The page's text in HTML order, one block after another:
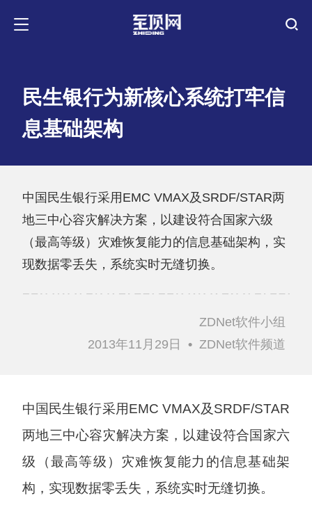
民生银行为新核心系统打牢信
息基础架构
中国民生银行采用EMC VMAX及SRDF/STAR两
地三中心容灾解决方案，以建设符合国家六级
（最高等级）灾难恢复能力的信息基础架构，实
现数据零丢失，系统实时无缝切换。
ZDNet软件小组
2013年11月29日
• ZDNet软件频道
中国民生银行采用EMC VMAX及SRDF/STAR
两地三中心容灾解决方案，以建设符合国家六
级（最高等级）灾难恢复能力的信息基础架
构，实现数据零丢失，系统实时无缝切换。